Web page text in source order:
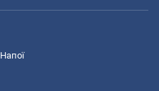
Напої